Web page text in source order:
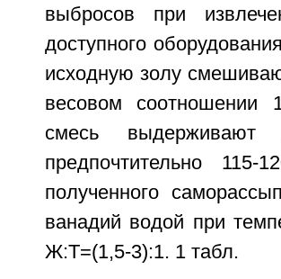
выбросов при
доступного
исходную золу
весовом соотношении
смесь выдерживают
предпочтительно
полученного
ванадий водой при
Ж:Т=(1,5-3):1. 1 табл.